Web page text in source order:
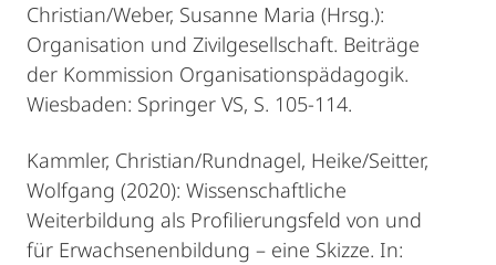
Christian/Weber, Susanne Maria (Hrsg.):
Organisation und Zivilgesellschaft. Beiträge
der Kommission Organisationspädagogik.
Wiesbaden: Springer VS, S. 105-114.
Kammler, Christian/Rundnagel, Heike/Seitter,
Wolfgang (2020): Wissenschaftliche
Weiterbildung als Profilierungsfeld von und
für Erwachsenenbildung – eine Skizze. In: